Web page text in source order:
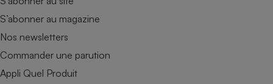
S’abonner au magazine
Nos newsletters
Commander une parution
Appli Quel Produit